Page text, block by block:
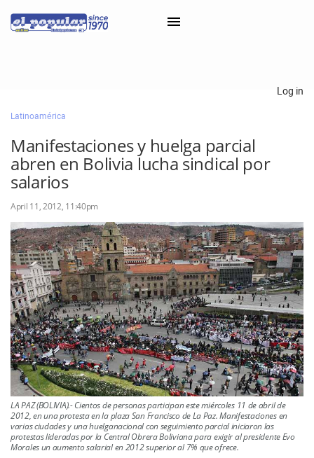
Classifieds
Categorías
Iniciar sesión con Clascal
×
Log in
Latinoamérica
Manifestaciones y huelga parcial
abren en Bolivia lucha sindical por
salarios
April 11, 2012, 11:40pm
LA PAZ (BOLIVIA).- Cientos de personas participan este miércoles 11 de abril de
2012, en una protesta en la plaza San Francisco de La Paz. Manifestaciones en
varias ciudades y una huelganacional con seguimiento parcial iniciaron las
protestas lideradas por la Central Obrera Boliviana para exigir al presidente Evo
Morales un aumento salarial en 2012 superior al 7% que ofrece.